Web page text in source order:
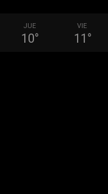
JUE
10°
VIE
11 °